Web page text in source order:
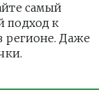
самый
подход к
регионе. Даже